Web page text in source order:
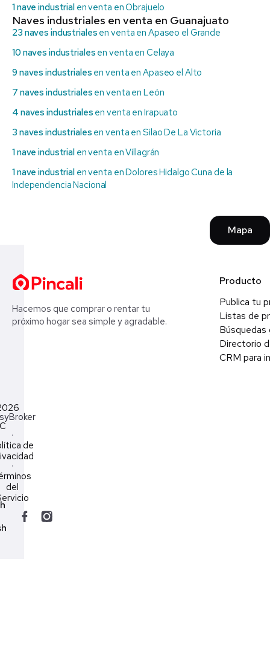
1 nave industrialen venta en Obrajuelo
Naves industriales en venta en Guanajuato
23 naves industriales en venta en Apaseo el Grande
10 naves industriales en venta en Celaya
9 naves industriales en venta en Apaseo el Alto
7 naves industriales en venta en León
4 naves industriales en venta en Irapuato
3 naves industriales en venta en Silao De La Victoria
1 nave industrialen venta en Villagrán
1 nave industrialen venta en Dolores Hidalgo Cuna de la
Independencia Nacional
Mapa
Hacemos que comprar o rentar tu
próximo hogar sea simple y agradable.
Producto
Publica tu
Listas de
Búsquedas
Directorio
CRM para
·
de
·
del